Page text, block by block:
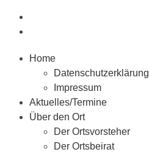
Home
Datenschutzerklärung
Impressum
Aktuelles/Termine
Über den Ort
Der Ortsvorsteher
Der Ortsbeirat